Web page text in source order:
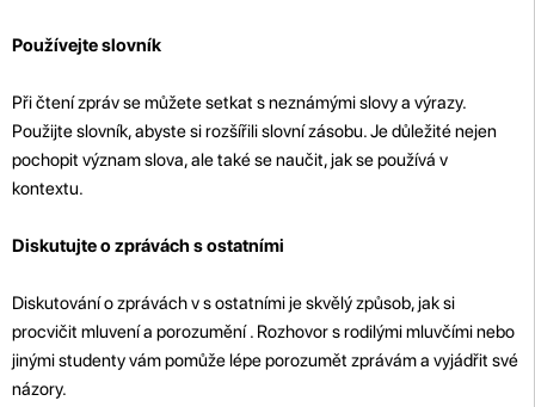
Používejte slovník
Při čtení zpráv se můžete setkat s neznámými slovy a výrazy.
Použijte slovník, abyste si rozšířili slovní zásobu. Je důležité nejen
pochopit význam slova, ale také se naučit, jak se používá v
kontextu.
Diskutujte o zprávách s ostatními
Diskutování o zprávách v s ostatními je skvělý způsob, jak si
procvičit mluvení a porozumění . Rozhovor s rodilými mluvčími nebo
jinými studenty vám pomůže lépe porozumět zprávám a vyjádřit své
názory.